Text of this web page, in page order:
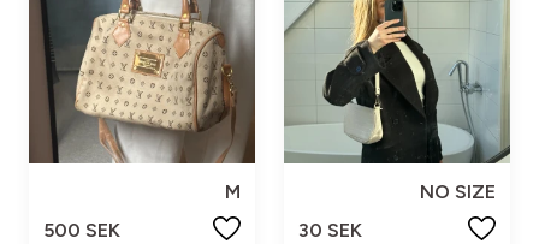
M
500 SEK
NO SIZE
30 SEK